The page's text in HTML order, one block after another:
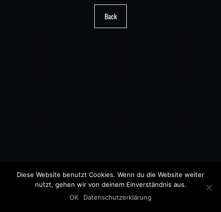
Back
©2018 MWB – MOTORWAGEN BERNAU GMBH
Diese Website benutzt Cookies. Wenn du die Website weiter
nutzt, gehen wir von deinem Einverständnis aus.
OK
Datenschutzerklärung